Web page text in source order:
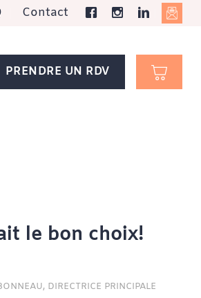
Contact
PRENDRE UN RDV
le bon choix!
DIRECTRICE PRINCIPALE